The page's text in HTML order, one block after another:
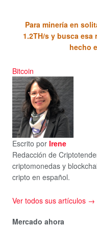
Para minería en
1.2TH/s y busca esa
hecho
Bitcoin
Escrito por Irene
Redacción de
criptomonedas y
cripto en español.
Ver todos sus artículos →
Mercado ahora